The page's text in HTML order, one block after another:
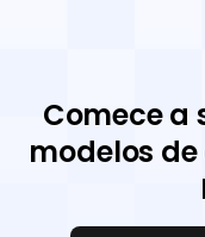
Comece a
modelos